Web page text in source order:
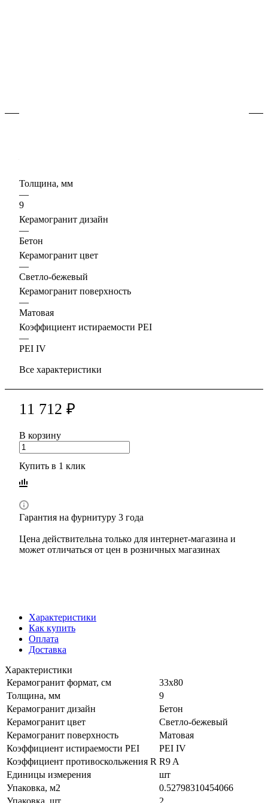
Толщина, мм
—
9
Керамогранит дизайн
—
Бетон
Керамогранит цвет
—
Светло-бежевый
Керамогранит поверхность
—
Матовая
Коэффициент истираемости PEI
—
PEI IV
Все характеристики
11 712 ₽
В корзину
Купить в 1 клик
Гарантия на фурнитуру 3 года
Цена действительна только для интернет-магазина и
может отличаться от цен в розничных магазинах
Характеристики
Как купить
Оплата
Доставка
Характеристики
Керамогранит формат, см
33х80
Толщина, мм
9
Керамогранит дизайн
Бетон
Керамогранит цвет
Светло-бежевый
Керамогранит поверхность
Матовая
Коэффициент истираемости PEI
PEI IV
Коэффициент противоскольжения R R9 A
Единицы измерения
шт
Упаковка, м2
0.52798310454066
Упаковка, шт
2